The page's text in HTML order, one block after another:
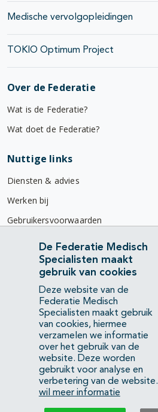
Medische vervolgopleidingen
TOKIO Optimum Project
Over de Federatie
Wat is de Federatie?
Wat doet de Federatie?
Nuttige links
Diensten & advies
Werken bij
Gebruikersvoorwaarden
Privacyverklaring
Contact
Mercatorlaan 1200
3528 BL Utrecht
(088) 505 34 34
info@richtlijnendatabase.nl
YouTubeLinkedIn
De Federatie Medisch
Specialisten maakt
gebruik van cookies
Deze website van de
Federatie Medisch
Specialisten maakt gebruik
van cookies, hiermee
verzamelen we informatie
over het gebruik van de
website. Deze worden
gebruikt voor analyse en
verbetering van de website.
wil meer informatie